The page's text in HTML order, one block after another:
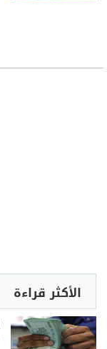
الأكثر قراءة